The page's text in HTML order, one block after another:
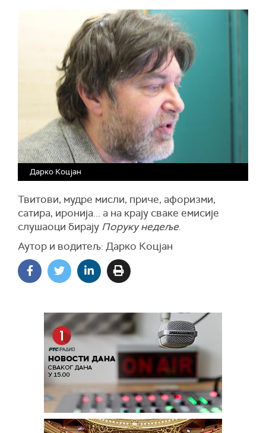
Дарко Коцјан
Твитови, мудре мисли, приче, афоризми,
сатира, иронија... а на крају сваке емисије
слушаоци бирају Поруку недеље.
Аутор и водитељ: Дарко Коцјан